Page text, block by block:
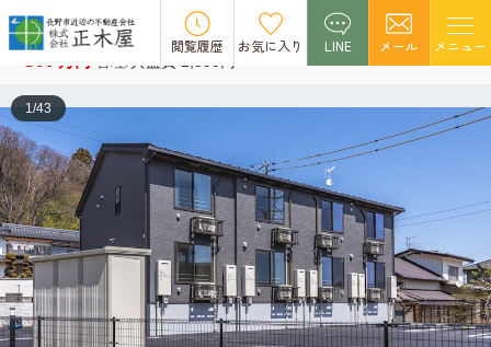
閲覧履歴 お気に入り LINE メール メニュー
プリンシパール 滝 201
5.7
1/43